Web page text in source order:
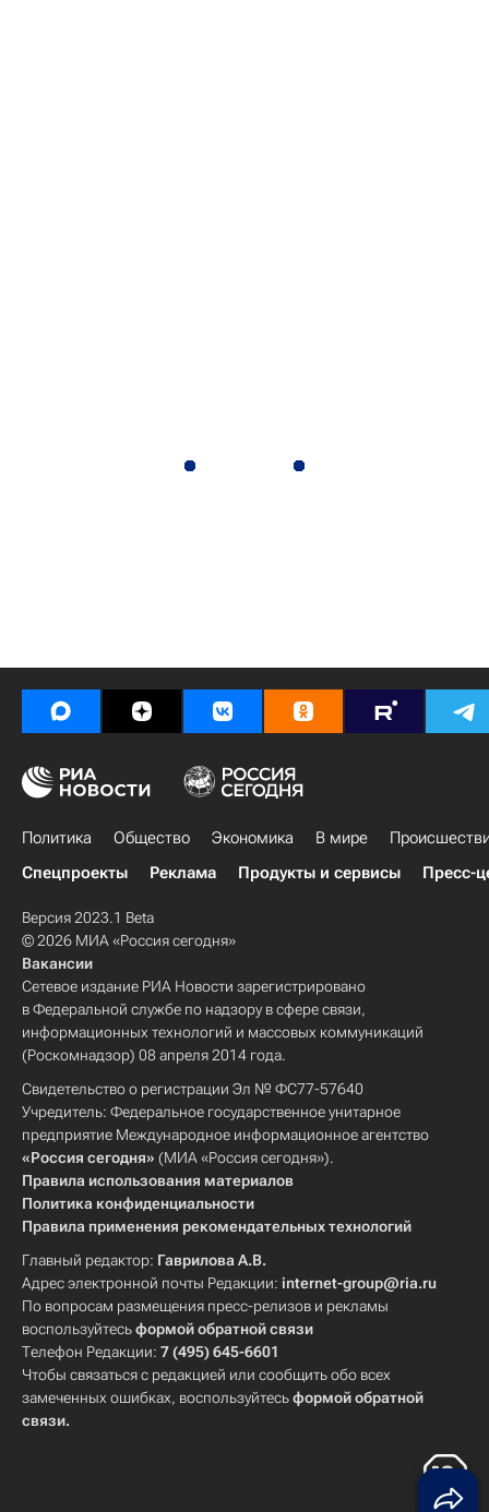
Политика Общество Экономика В мире
Спецпроекты
Реклама Продукты и сервисы Пресс-
Версия 2023.1 Beta
© 2026 МИА «Россия сегодня»
Вакансии
Сетевое издание РИА Новости зарегистрировано
в Федеральной службе по надзору в сфере связи,
информационных технологий и массовых коммуникаций
(Роскомнадзор) 08 апреля 2014 года.
Свидетельство о регистрации Эл № ФС77-57640
Учредитель: Федеральное государственное унитарное
предприятие Международное информационное агентство
«Россия сегодня» (МИА «Россия сегодня»).
Правила использования материалов
Политика конфиденциальности
Правила применения рекомендательных технологий
Главный редактор: Гаврилова А.В.
Адрес электронной почты Редакции: internet-group@ria.ru
По вопросам размещения пресс-релизов и рекламы
воспользуйтесьформой обратной связи
Телефон Редакции: 7 (495) 645-6601
Чтобы связаться с редакцией или сообщить обо всех
замеченных ошибках, воспользуйтесьформой обратной
связи.